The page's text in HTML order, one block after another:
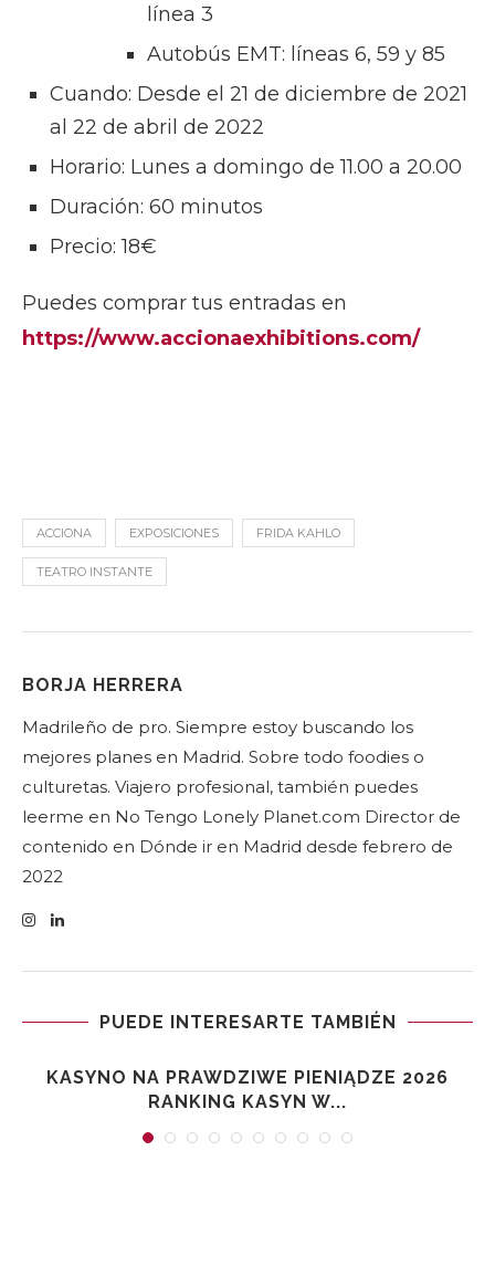
línea 3
Autobús EMT: líneas 6, 59 y 85
Cuando: Desde el 21 de diciembre de 2021
al 22 de abril de 2022
Horario: Lunes a domingo de 11.00 a 20.00
Duración: 60 minutos
Precio: 18€
Puedes comprar tus entradas en
https://www.accionaexhibitions.com/
ACCIONA EXPOSICIONES FRIDA KAHLO
TEATRO INSTANTE
BORJA HERRERA
Madrileño de pro. Siempre estoy buscando los
mejores planes en Madrid. Sobre todo foodies o
culturetas. Viajero profesional, también puedes
leerme en No Tengo Lonely Planet.com Director de
contenido en Dónde ir en Madrid desde febrero de
2022
PUEDE INTERESARTE TAMBIÉN
KASYNO NA PRAWDZIWE PIENIĄDZE 2026
RANKING KASYN W...